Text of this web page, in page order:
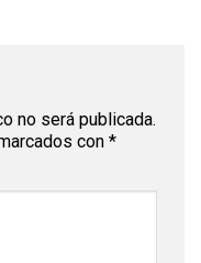
no será publicada.
con *